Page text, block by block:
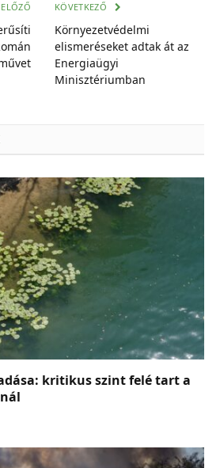
ELŐZŐ KÖVETKEZŐ
Környezetvédelmi
elismeréseket adtak át az
Energiaügyi
Minisztériumban
kritikus szint felé tart a